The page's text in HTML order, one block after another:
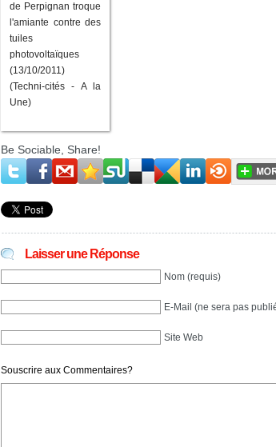
de Perpignan troque
l'amiante contre des
tuiles
photovoltaïques
(13/10/2011)
(Techni-cités - A la
Une)
Be Sociable, Share!
Laisser une Réponse
Nom (requis)
E-Mail (ne sera pas
Site Web
Souscrire aux Commentaires?